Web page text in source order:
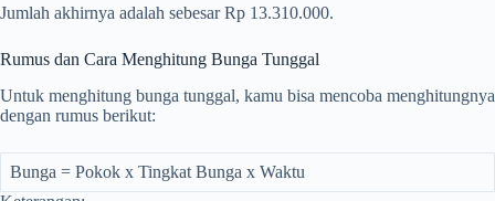
Jumlah akhirnya adalah sebesar Rp 13.310.000.
Rumus dan Cara Menghitung Bunga Tunggal
Untuk menghitung bunga tunggal, kamu bisa mencoba menghitungnya
dengan rumus berikut:
Bunga = Pokok x Tingkat Bunga x Waktu